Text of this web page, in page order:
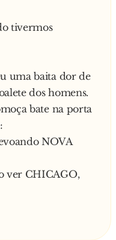
foi você quem
o baixinho
anão, pra
avistam
e então ele
Sabia que eu já
tivermos
uma baita dor de
dos homens.
bate na porta
NOVA
ver CHICAGO,